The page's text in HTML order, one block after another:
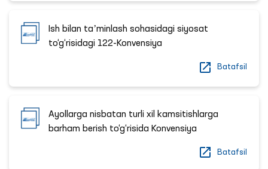
Ish bilan taʼminlash sohasidagi siyosat
to‘g‘risidagi 122-Konvensiya
Batafsil
Ayollarga nisbatan turli xil kamsitishlarga
barham berish to‘g‘risida Konvensiya
Batafsil